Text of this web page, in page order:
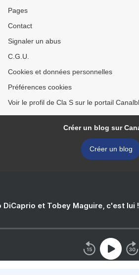
Pages
Contact
Signaler un abus
C.G.U.
Cookies et données personnelles
Préférences cookies
Voir le profil de Cla S sur le portail
Créer un blog sur
Créer un blog
DiCaprio et Tobey Maguire, c'est lui